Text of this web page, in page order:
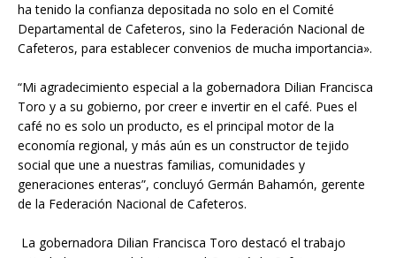
ha tenido la confianza depositada no solo en el Comité
Departamental de Cafeteros, sino la Federación Nacional de
Cafeteros, para establecer convenios de mucha importancia».
“Mi agradecimiento especial a la gobernadora Dilian Francisca
Toro y a su gobierno, por creer e invertir en el café. Pues el
café no es solo un producto, es el principal motor de la
economía regional, y más aún es un constructor de tejido
social que une a nuestras familias, comunidades y
generaciones enteras”, concluyó Germán Bahamón, gerente
de la Federación Nacional de Cafeteros.
La gobernadora Dilian Francisca Toro destacó el trabajo